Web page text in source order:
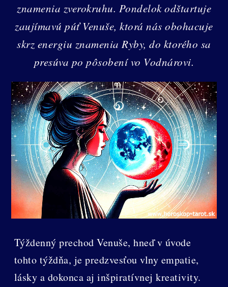
znamenia zverokruhu. Pondelok odštartuje
zaujímavú púť Venuše, ktorá nás obohacuje
skrz energiu znamenia Ryby, do ktorého sa
presúva po pôsobení vo Vodnárovi.
Týždenný prechod Venuše, hneď v úvode
tohto týždňa, je predzvesťou vlny empatie,
lásky a dokonca aj inšpiratívnej kreativity.